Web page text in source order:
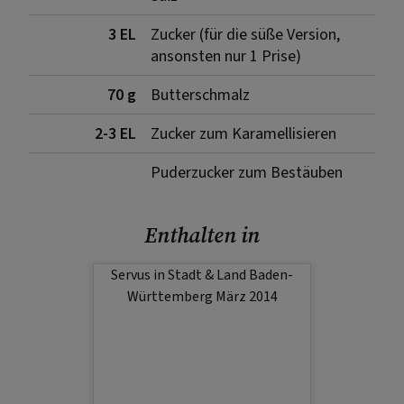
3 EL
Zucker (für die süße Version,
ansonsten nur 1 Prise)
70 g
Butterschmalz
2-3 EL
Zucker zum Karamellisieren
Puderzucker zum Bestäuben
Enthalten in
Servus in Stadt & Land Baden-
Württemberg März 2014